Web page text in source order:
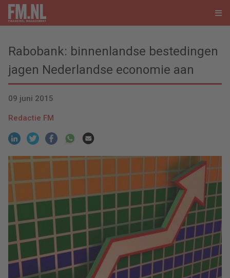
Rabobank: binnenlandse bestedingen
jagen Nederlandse economie aan
09 juni 2015
Redactie FM